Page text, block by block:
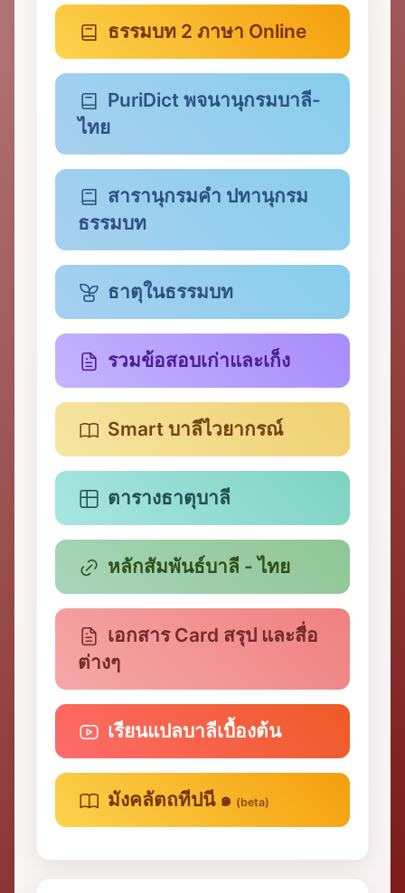
ธรรมบท 2 ภาษา Online
PuriDict พจนานุกรมบาลี-
ไทย
สารานุกรมคำ ปทานุกรม
ธรรมบท
ธาตุในธรรมบท
รวมข้อสอบเก่าและเก็ง
Smart บาลีไวยากรณ์
ตารางธาตุบาลี
หลักสัมพันธ์บาลี - ไทย
เอกสาร Card สรุป และสื่อ
ต่างๆ
เรียนแปลบาลีเบื้องต้น
มังคลัตถทีปนี ๑ (beta)